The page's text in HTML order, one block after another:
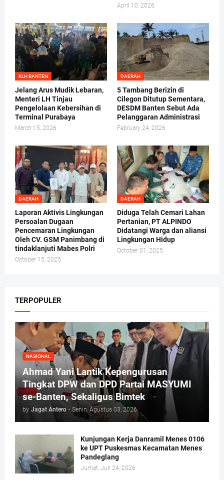
April 10, 2026
KLH BANTEN
Jelang Arus Mudik Lebaran,
Menteri LH Tinjau
Pengelolaan Kebersihan di
Terminal Purabaya
March 15, 2026
DAERAH
5 Tambang Berizin di
Cilegon Ditutup Sementara,
DESDM Banten Sebut Ada
Pelanggaran Administrasi
February 24, 2026
DAERAH
Laporan Aktivis Lingkungan
Persoalan Dugaan
Pencemaran Lingkungan
Oleh CV. GSM Panimbang di
tindaklanjuti Mabes Polri
October 15, 2025
DAERAH
Diduga Telah Cemari Lahan
Pertanian, PT ALPINDO
Didatangi Warga dan aliansi
Lingkungan Hidup
October 01, 2025
TERPOPULER
NASIONAL
Ahmad Yani Lantik Kepengurusan
Tingkat DPW dan DPD Partai MASYUMI
se-Banten, Sekaligus Bimtek
by Jagat Antero - Senin, Agustus 03, 2026
Kunjungan Kerja Danramil Menes 0106
ke UPT Puskesmas Kecamatan Menes
Pandeglang
Jumat, Juli 24, 2026